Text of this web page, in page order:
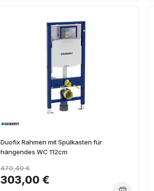
Duofix Rahmen mit Spülkasten für
hängendes WC 112cm
303,00 €
470,40 €